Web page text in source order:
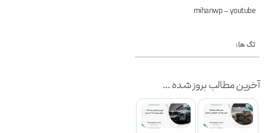
mihanwp – youtube
تگ ها:
آخرین مطالب بروز شده ...